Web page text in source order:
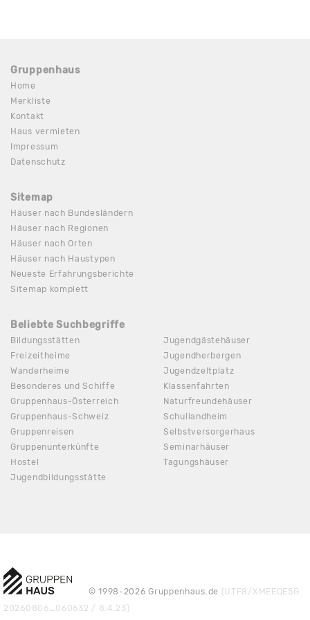
Gruppenhaus
Home
Merkliste
Kontakt
Haus vermieten
Impressum
Datenschutz
Sitemap
Häuser nach Bundesländern
Häuser nach Regionen
Häuser nach Orten
Häuser nach Haustypen
Neueste Erfahrungsberichte
Sitemap komplett
Beliebte Suchbegriffe
Bildungsstätten
Freizeitheime
Wanderheime
Besonderes und Schiffe
Gruppenhaus-Österreich
Gruppenhaus-Schweiz
Gruppenreisen
Gruppenunterkünfte
Hostel
Jugendbildungsstätte
Jugendgästehäuser
Jugendherbergen
Jugendzeltplatz
Klassenfahrten
Naturfreundehäuser
Schullandheim
Selbstversorgerhaus
Seminarhäuser
Tagungshäuser
© 1998-2026 Gruppenhaus.de
(UTF8/XMEEQE5G
20260806_060632 / 8.4.23)